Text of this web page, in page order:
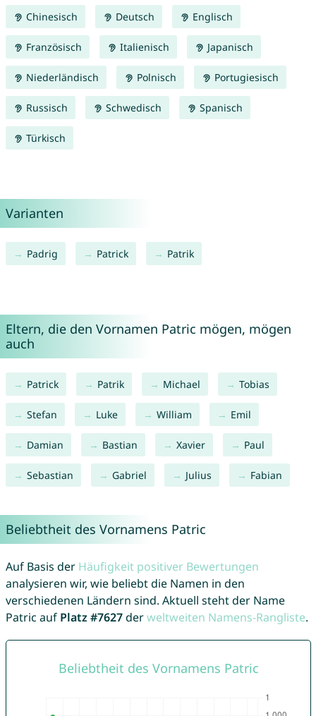
Chinesisch Deutsch Englisch
Französisch Italienisch Japanisch
Niederländisch Polnisch Portugiesisch
Russisch Schwedisch Spanisch
Türkisch
Varianten
Padrig Patrick Patrik
Eltern, die den Vornamen Patric mögen, mögen
auch
Patrick Patrik Michael Tobias
Stefan Luke William Emil
Damian Bastian Xavier Paul
Sebastian Gabriel Julius Fabian
Beliebtheit des Vornamens Patric
Auf Basis der Häufigkeit positiver Bewertungen
analysieren wir, wie beliebt die Namen in den
verschiedenen Ländern sind. Aktuell steht der Name
Patric auf Platz #7627derweltweiten Namens-Rangliste.